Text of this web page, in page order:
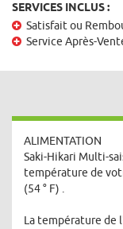
SERVICES INCLUS :
Satisfait ou
Service Après-
ALIMENTATION
Saki-Hikari Multi-
température de
(54 ° F) .
La température de